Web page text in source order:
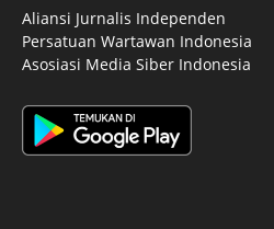
Aliansi Jurnalis Independen
Persatuan Wartawan Indonesia
Asosiasi Media Siber Indonesia